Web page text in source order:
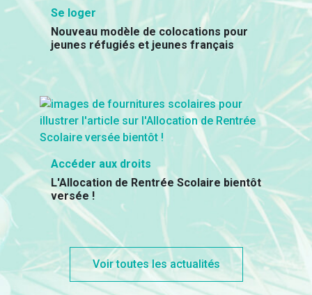
Se loger
Nouveau modèle de colocations pour
jeunes réfugiés et jeunes français
Accéder aux droits
L'Allocation de Rentrée Scolaire bientôt
versée !
Voir toutes les actualités